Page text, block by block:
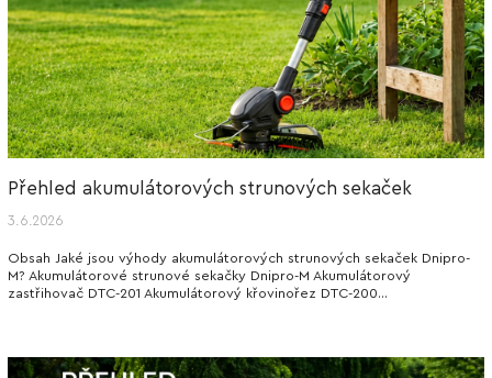
Přehled akumulátorových strunových sekaček
3.6.2026
Obsah Jaké jsou výhody akumulátorových strunových sekaček Dnipro-
M? Akumulátorové strunové sekačky Dnipro-M Akumulátorový
zastřihovač DTC-201 Akumulátorový křovinořez DTC-200...